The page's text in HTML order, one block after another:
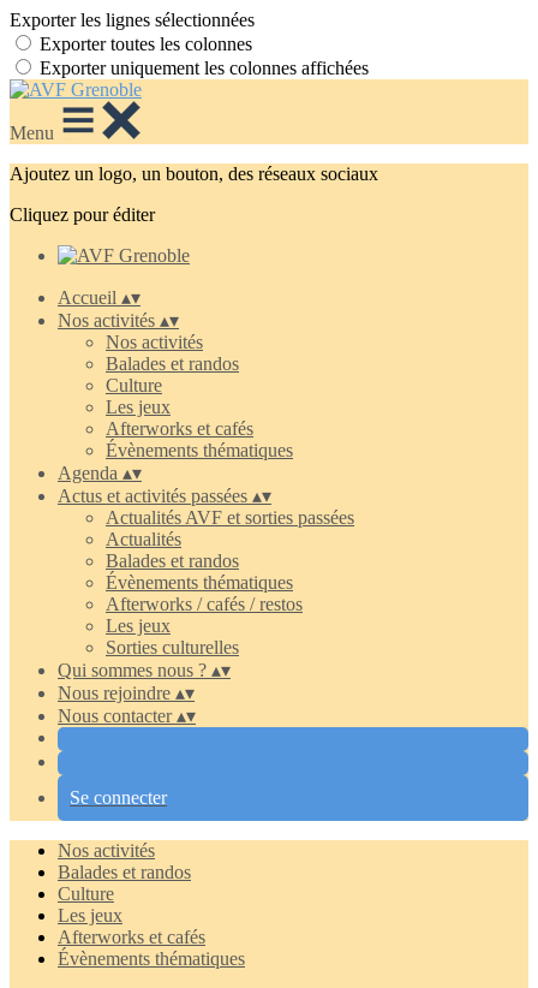
Exporter les lignes sélectionnées
Exporter toutes les colonnes
Exporter uniquement les colonnes affichées
Menu
Ajoutez un logo, un bouton, des réseaux sociaux
Cliquez pour éditer
Accueil ▴▾
Nos activités ▴▾
Nos activités
Balades et randos
Culture
Les jeux
Afterworks et cafés
Évènements thématiques
Agenda ▴▾
Actus et activités passées ▴▾
Actualités AVF et sorties passées
Actualités
Balades et randos
Évènements thématiques
Afterworks / cafés / restos
Les jeux
Sorties culturelles
Qui sommes nous ? ▴▾
Nous rejoindre ▴▾
Nous contacter▴▾
Se connecter
Nos activités
Balades et randos
Culture
Les jeux
Afterworks et cafés
Évènements thématiques